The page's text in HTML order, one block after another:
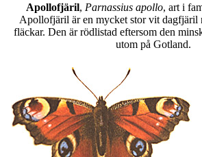
Apollofjäril, Parnassius apollo, art i
Apollofjäril är en mycket stor vit dagfjäril
fläckar. Den är rödlistad eftersom den
utom på Gotland.